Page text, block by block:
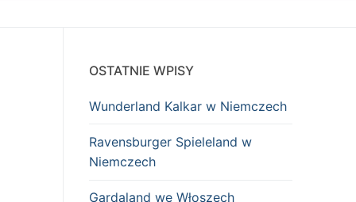
OSTATNIE WPISY
Wunderland Kalkar w Niemczech
Ravensburger Spieleland w
Niemczech
Gardaland we Włoszech